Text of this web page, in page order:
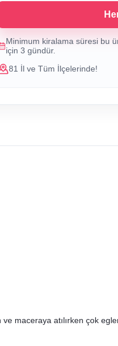
Minimum kiralama süresi bu
için 3 gündür.
81 İl ve Tüm İlçelerinde!
maceraya atılırken çok